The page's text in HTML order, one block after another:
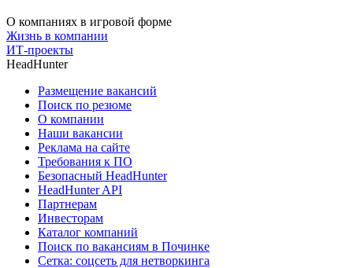
О компаниях в игровой форме
Жизнь в компании
ИТ-проекты
HeadHunter
Размещение вакансий
Поиск по резюме
О компании
Наши вакансии
Реклама на сайте
Требования к ПО
Безопасный HeadHunter
HeadHunter API
Партнерам
Инвесторам
Каталог компаний
Поиск по вакансиям в Починке
Сетка: соцсеть для нетворкинга